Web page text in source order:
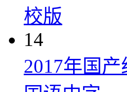
校版
14
2017年国